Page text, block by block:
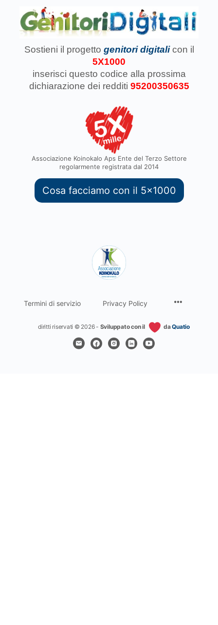
Sostieni il progetto genitori digitali con il
5X1000
inserisci questo codice alla prossima
dichiarazione dei redditi 95200350635
Associazione Koinokalo Aps Ente del Terzo Settore
regolarmente registrata dal 2014
Cosa facciamo con il 5x1000
Termini di servizio Privacy Policy
diritti riservati © 2026 - Sviluppato con il daQuatio